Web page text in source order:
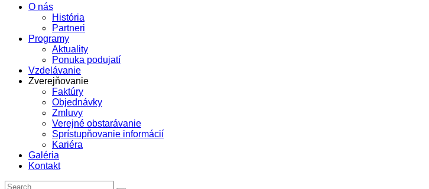
O nás
História
Partneri
Programy
Aktuality
Ponuka podujatí
Vzdelávanie
Zverejňovanie
Faktúry
Objednávky
Zmluvy
Verejné obstarávanie
Sprístupňovanie informácií
Kariéra
Galéria
Kontakt